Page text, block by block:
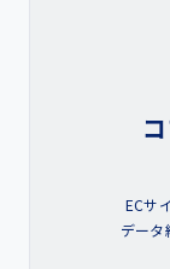
セキュリ
パートナ
請求書の
ECサ
デー